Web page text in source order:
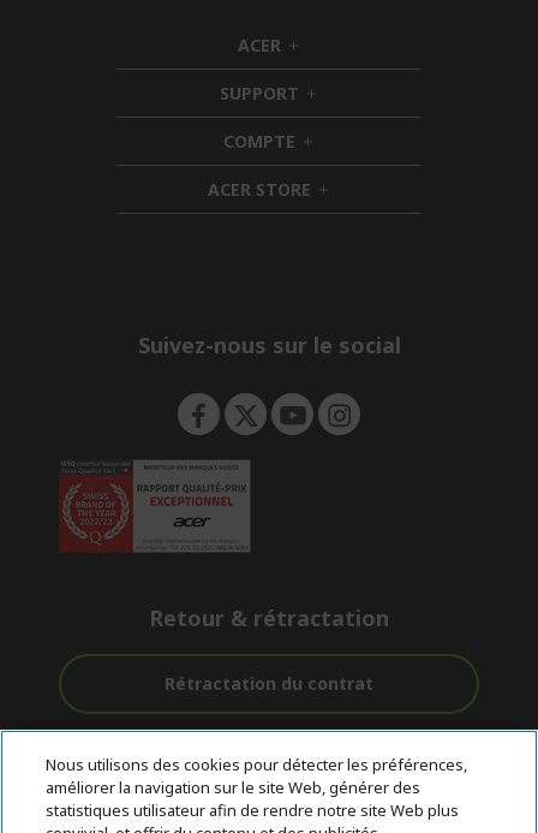
a
g
e
ACER h
i
d
d
e
n
SUPPORT h
i
d
d
e
n
COMPTE h
i
d
d
ACER STORE h
i
Suivez-nous sur le social
Retour & rétractation
Rétractation du contrat
Livraison
Gratuite
avant et après-
vente
Paiement
Sécurisé
Nous utilisons des cookies pour détecter les préférences,
améliorer la navigation sur le site Web, générer des
statistiques utilisateur afin de rendre notre site Web plus